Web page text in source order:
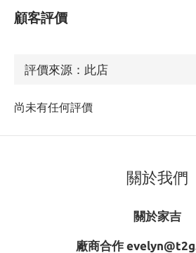
顧客評價
尚未有任何評價
關於我們
關於家吉
廠商合作